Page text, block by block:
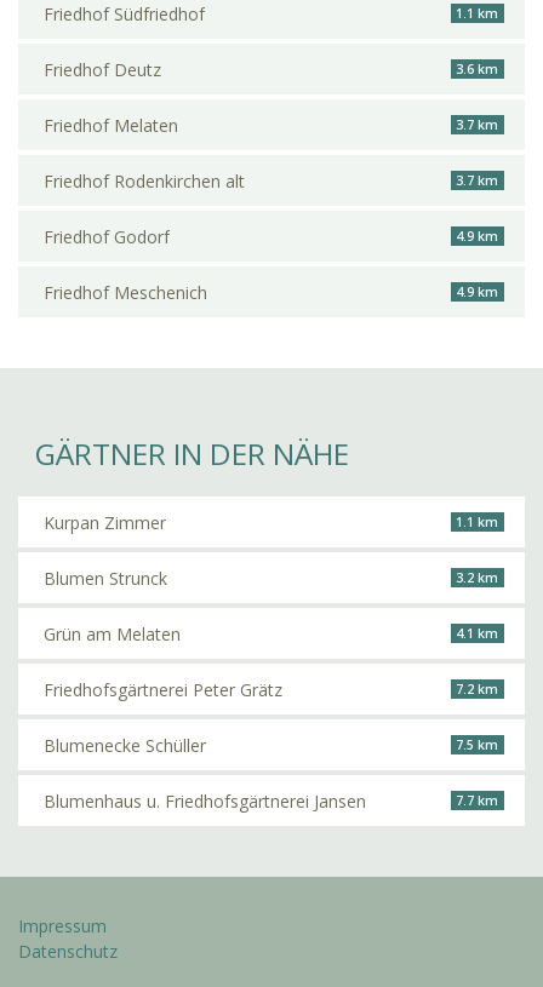
Friedhof Südfriedhof 1.1 km
Friedhof Deutz 3.6 km
Friedhof Melaten 3.7 km
Friedhof Rodenkirchen alt 3.7 km
Friedhof Godorf 4.9 km
Friedhof Meschenich 4.9 km
GÄRTNER IN DER NÄHE
Kurpan Zimmer 1.1 km
Blumen Strunck 3.2 km
Grün am Melaten 4.1 km
Friedhofsgärtnerei Peter Grätz 7.2 km
Blumenecke Schüller 7.5 km
Blumenhaus u. Friedhofsgärtnerei Jansen 7.7 km
Impressum
Datenschutz